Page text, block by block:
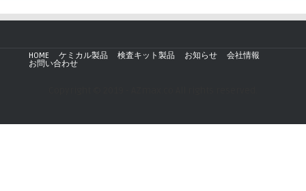
HOME ケミカル製品 検査キット製品 お知らせ
会社情報
お問い合わせ